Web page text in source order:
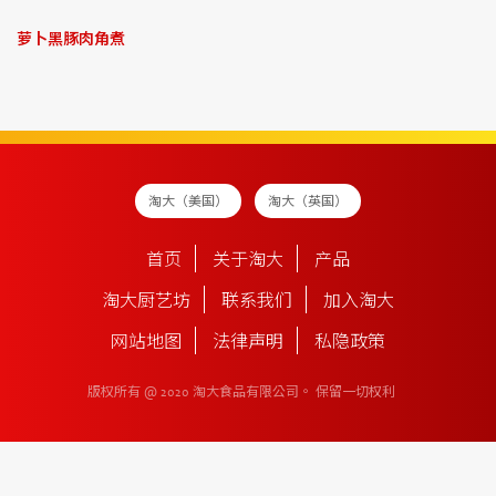
萝卜黑豚肉角煮
淘大（美国） 淘大（英国）
首页 关于淘大 产品
淘大厨艺坊 联系我们 加入淘大
网站地图 法律声明 私隐政策
版权所有 @ 2020 淘大食品有限公司。 保留一切权利